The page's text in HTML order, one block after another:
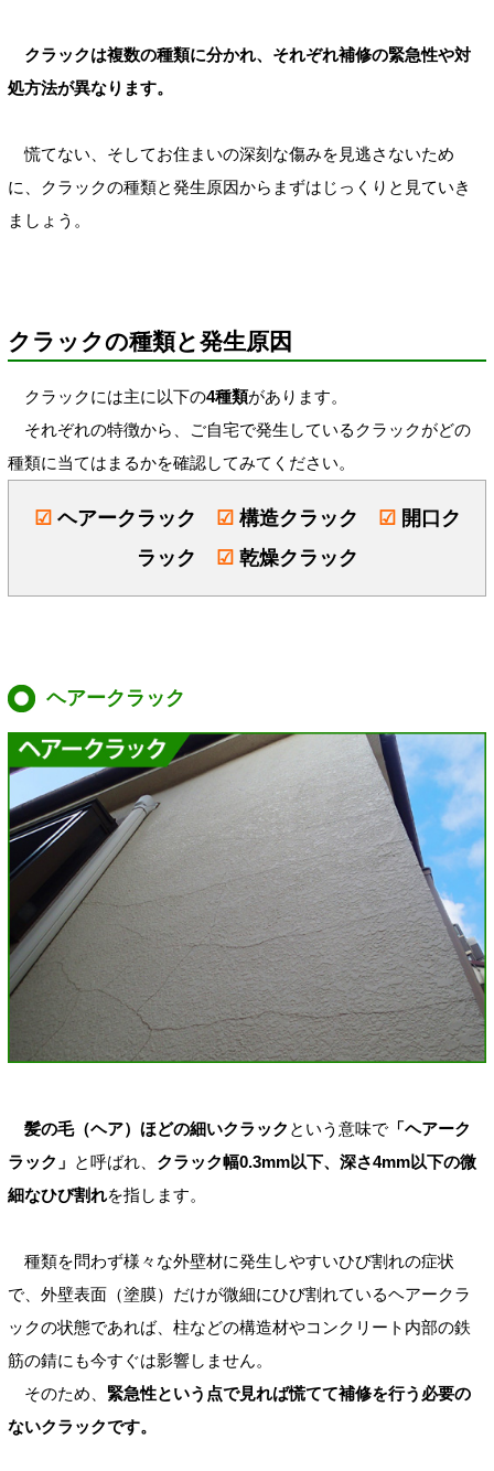
クラックは複数の種類に分かれ、それぞれ補修の緊急性や対
処方法が異なります。
慌てない、そしてお住まいの深刻な傷みを見逃さないため
に、クラックの種類と発生原因からまずはじっくりと見ていき
ましょう。
クラックの種類と発生原因
クラックには主に以下の4種類があります。
それぞれの特徴から、ご自宅で発生しているクラックがどの
種類に当てはまるかを確認してみてください。
☑ ヘアークラック ☑ 構造クラック ☑ 開口ク
ラック
☑ 乾燥クラック
ヘアークラック
髪の毛（ヘア）ほどの細いクラック という意味で 「ヘアーク
ラック」 と呼ばれ、 クラック幅0.3mm以下、深さ4mm以下の微
細なひび割れを指します。
種類を問わず様々な外壁材に発生しやすいひび割れの症状
で、外壁表面（塗膜）だけが微細にひび割れているヘアークラ
ックの状態であれば、柱などの構造材やコンクリート内部の鉄
筋の錆にも今すぐは影響しません。
そのため、 緊急性という点で見れば慌てて補修を行う必要の
ないクラックです。